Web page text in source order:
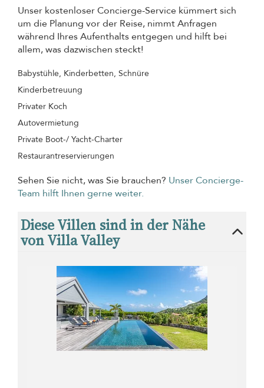
Unser kostenloser Concierge-Service kümmert sich
um die Planung vor der Reise, nimmt Anfragen
während Ihres Aufenthalts entgegen und hilft bei
allem, was dazwischen steckt!
Babystühle, Kinderbetten, Schnüre
Kinderbetreuung
Privater Koch
Autovermietung
Private Boot-/ Yacht-Charter
Restaurantreservierungen
Sehen Sie nicht, was Sie brauchen? Unser Concierge-
Team hilft Ihnen gerne weiter.
Diese Villen sind in der Nähe
von Villa Valley